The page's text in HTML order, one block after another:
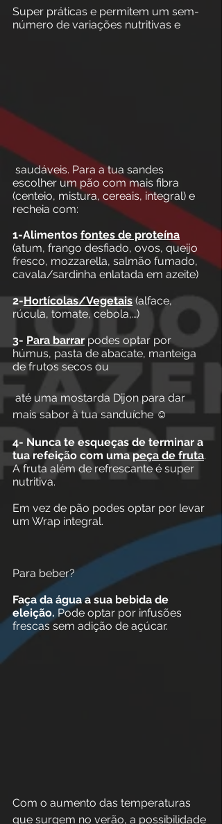
Super práticas e permitem um sem-
número de variações nutritivas e
escolher um pão com mais fibra
(centeio, mistura, cereais, integral) e
recheia com:
1-Alimentos fontes de proteína
(atum, frango desfiado, ovos, queijo
fresco, mozzarella, salmão fumado,
cavala/sardinha enlatada em azeite)
2-Hortícolas/Vegetais (alface,
rúcula, tomate, cebola,…)
3- Para barrar podes optar por
húmus, pasta de abacate, manteiga
de frutos secos ou
até uma mostarda Dijon para dar
mais sabor à tua sanduíche ☺
4- Nunca te esqueças de terminar a
tua refeição com uma peça de fruta.
A fruta além de refrescante é super
nutritiva.
Em vez de pão podes optar por levar
um Wrap integral.
Para beber?
Faça da água a sua bebida de
eleição. Pode optar por infusões
frescas sem adição de açúcar.
Com o aumento das temperaturas
que surgem no verão, a possibilidade